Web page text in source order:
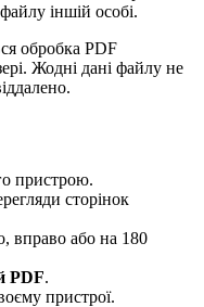
іншій особі.
обробка PDF
Жодні дані файлу не
пристрою.
сторінок
вправо або на 180
PDF.
пристрої.